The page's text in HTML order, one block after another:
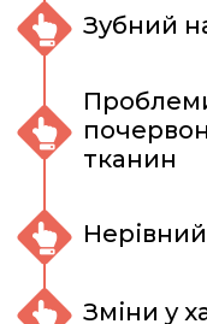
Зубний
тканин
Зміни у